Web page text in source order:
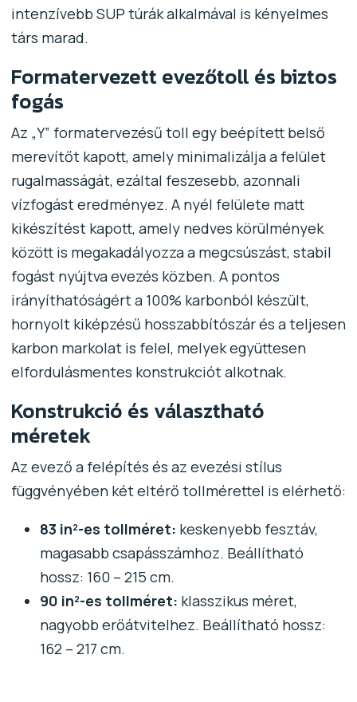
intenzívebb SUP túrák alkalmával is kényelmes
társ marad.
Formatervezett evezőtoll és biztos
fogás
Az „Y” formatervezésű toll egy beépített belső
merevítőt kapott, amely minimalizálja a felület
rugalmasságát, ezáltal feszesebb, azonnali
vízfogást eredményez. A nyél felülete matt
kikészítést kapott, amely nedves körülmények
között is megakadályozza a megcsúszást, stabil
fogást nyújtva evezés közben. A pontos
irányíthatóságért a 100% karbonból készült,
hornyolt kiképzésű hosszabbítószár és a teljesen
karbon markolat is felel, melyek együttesen
elfordulásmentes konstrukciót alkotnak.
Konstrukció és választható
méretek
Az evező a felépítés és az evezési stílus
függvényében két eltérő tollmérettel is elérhető:
83 in²-es tollméret: keskenyebb fesztáv,
magasabb csapásszámhoz. Beállítható
hossz: 160 – 215 cm.
90 in²-es tollméret: klasszikus méret,
nagyobb erőátvitelhez. Beállítható hossz:
162 – 217 cm.